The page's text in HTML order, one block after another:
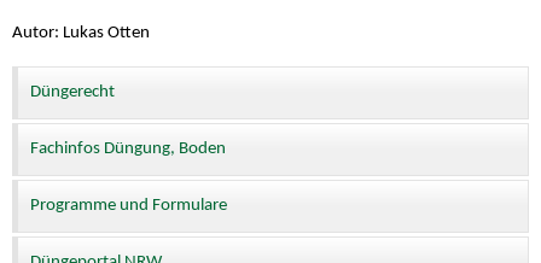
Autor: Lukas Otten
Düngerecht
Fachinfos Düngung, Boden
Programme und Formulare